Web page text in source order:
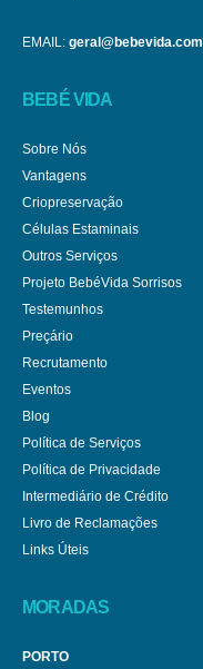
EMAIL: geral@bebevida.com
BEBÉ VIDA
Sobre Nós
Vantagens
Criopreservação
Células Estaminais
Outros Serviços
Projeto BebéVida Sorrisos
Testemunhos
Preçário
Recrutamento
Eventos
Blog
Política de Serviços
Política de Privacidade
Intermediário de Crédito
Livro de Reclamações
Links Úteis
MORADAS
PORTO